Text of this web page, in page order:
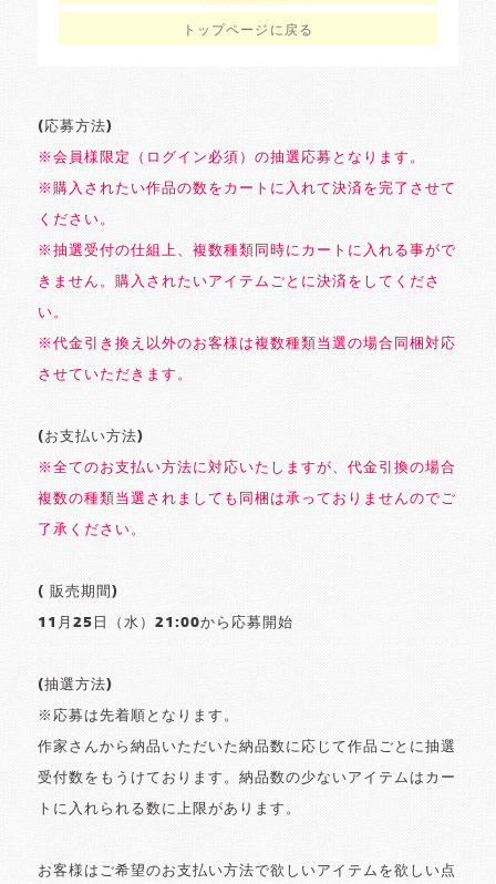
トップページに戻る
(応募方法)
※会員様限定（ログイン必須）の抽選応募となります。
※購入されたい作品の数をカートに入れて決済を完了させて
ください。
※抽選受付の仕組上、複数種類同時にカートに入れる事がで
きません。購入されたいアイテムごとに決済をしてくださ
い。
※代金引き換え以外のお客様は複数種類当選の場合同梱対応
させていただきます。
(お支払い方法)
※全てのお支払い方法に対応いたしますが、代金引換の場合
複数の種類当選されましても同梱は承っておりませんのでご
了承ください。
( 販売期間)
11月25日（水）21:00から応募開始
(抽選方法)
※応募は先着順となります。
作家さんから納品いただいた納品数に応じて作品ごとに抽選
受付数をもうけております。納品数の少ないアイテムはカー
トに入れられる数に上限があります。
お客様はご希望のお支払い方法で欲しいアイテムを欲しい点